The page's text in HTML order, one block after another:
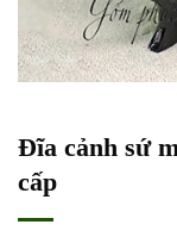
Đĩa cảnh sứ
cấp